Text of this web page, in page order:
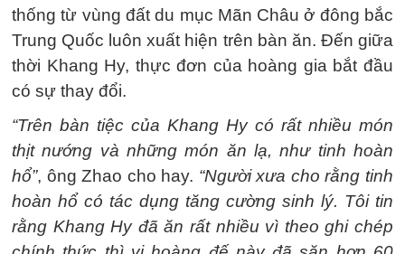
thống từ vùng đất du mục Mãn Châu ở đông bắc
Trung Quốc luôn xuất hiện trên bàn ăn. Đến giữa
thời Khang Hy, thực đơn của hoàng gia bắt đầu
có sự thay đổi.
“Trên bàn tiệc của Khang Hy có rất nhiều món
thịt nướng và những món ăn lạ, như tinh hoàn
hổ”, ông Zhao cho hay. “Người xưa cho rằng tinh
hoàn hổ có tác dụng tăng cường sinh lý. Tôi tin
rằng Khang Hy đã ăn rất nhiều vì theo ghi chép